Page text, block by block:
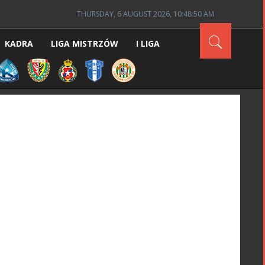
THURSDAY, 6 AUGUST 2026, 10:48:51 AM
KADRA LIGA MISTRZÓW I LIGA